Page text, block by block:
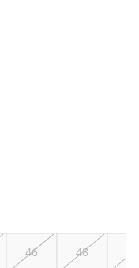
46 48